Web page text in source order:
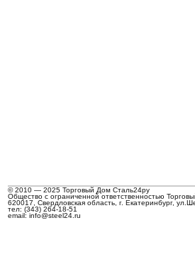
© 2010 — 2025 Торговый Дом Сталь24ру
Общество с ограниченной ответственностью
620017, Свердловская область, г. Екатеринбург,
тел: (343) 264-18-51
email: info@steel24.ru